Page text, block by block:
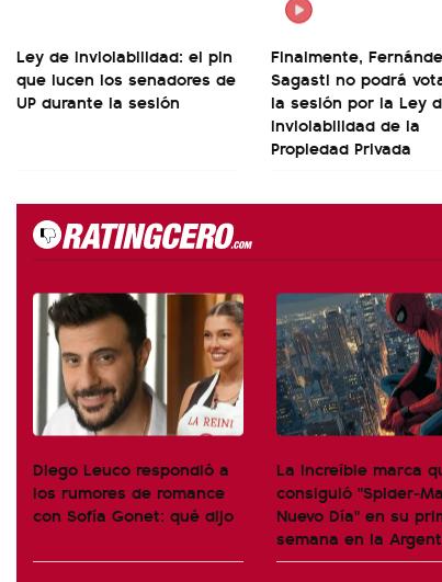
Ley de Inviolabilidad: el pin
que lucen los senadores de
UP durante la sesión
Finalmente,
Sagasti no podrá
la sesión por la Ley
Inviolabilidad de la
Propiedad Privada
Diego Leuco respondió a
los rumores de romance
con Sofía Gonet: qué dijo
La increíble marca
consiguió "Spider-
Nuevo Día" en su
semana en la